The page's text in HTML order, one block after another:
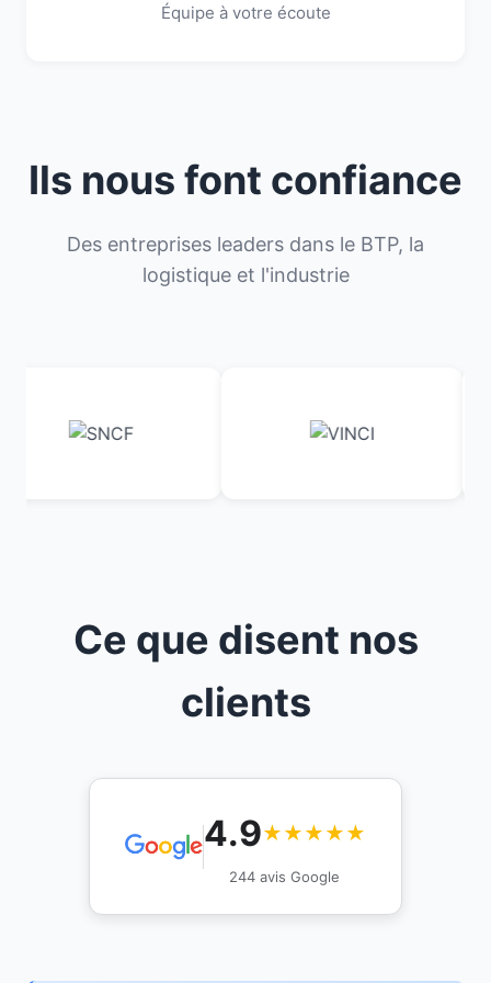
Équipe à votre écoute
Ils nous font confiance
Des entreprises leaders dans le BTP, la
logistique et l'industrie
Ce que disent nos
clients
4.9★★★★★
244 avis Google